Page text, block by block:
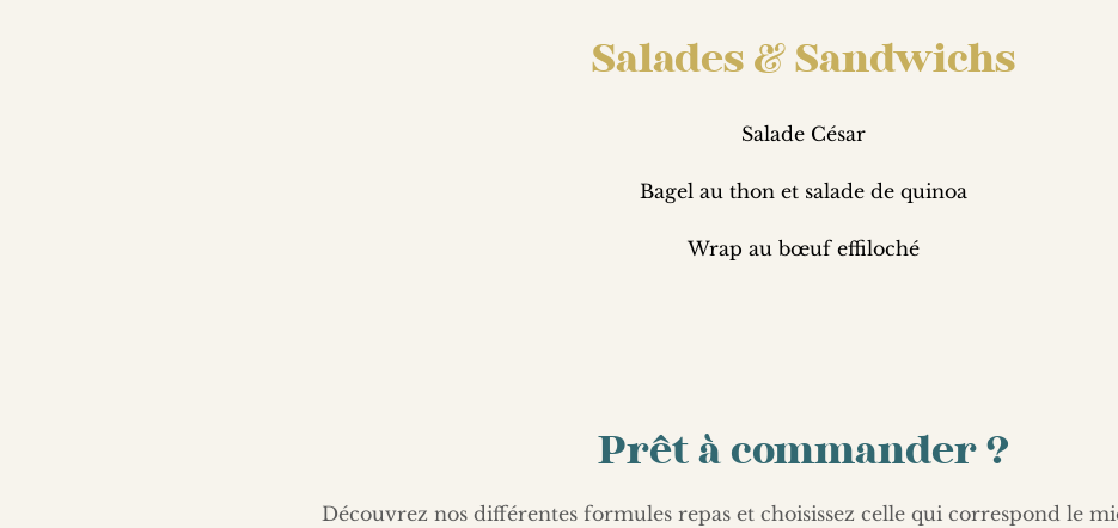
Salades & Sandwichs
Salade César
Bagel au thon et salade de quinoa
Wrap au bœuf effiloché
Prêt à commander ?
Découvrez nos différentes formules repas et choisissez celle qui correspond le